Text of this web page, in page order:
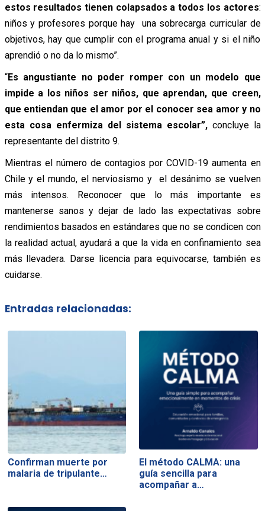
estos resultados tienen colapsados a todos los actores:
niños y profesores porque hay una sobrecarga curricular de
objetivos, hay que cumplir con el programa anual y si el niño
aprendió o no da lo mismo”.
“Es angustiante no poder romper con un modelo que
impide a los niños ser niños, que aprendan, que creen,
que entiendan que el amor por el conocer sea amor y no
esta cosa enfermiza del sistema escolar”,concluye la
representante del distrito 9.
Mientras el número de contagios por COVID-19 aumenta en
Chile y el mundo, el nerviosismo y el desánimo se vuelven
más intensos. Reconocer que lo más importante es
mantenerse sanos y dejar de lado las expectativas sobre
rendimientos basados en estándares que no se condicen con
la realidad actual, ayudará a que la vida en confinamiento sea
más llevadera. Darse licencia para equivocarse, también es
cuidarse.
Entradas relacionadas:
Confirman muerte por
malaria de tripulante…
El método CALMA: una
guía sencilla para
acompañar a…